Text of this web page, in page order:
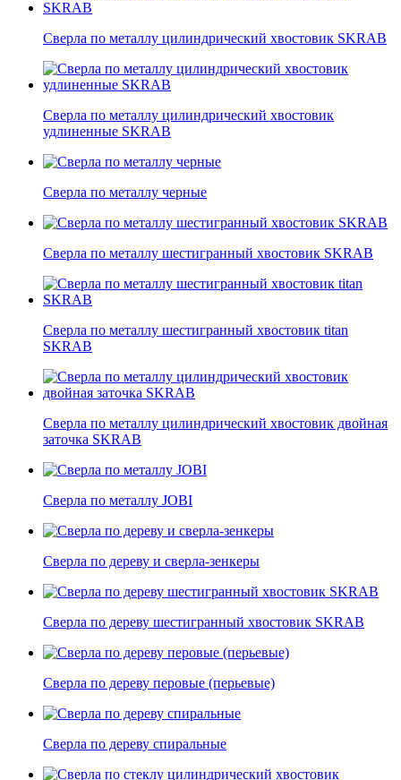
Сверла по металлу цилиндрический хвостовик SKRAB
Сверла по металлу цилиндрический хвостовик
удлиненные SKRAB
Сверла по металлу черные
Сверла по металлу шестигранный хвостовик SKRAB
Сверла по металлу шестигранный хвостовик titan
SKRAB
Сверла по металлу цилиндрический хвостовик двойная
заточка SKRAB
Сверла по металлу JOBI
Сверла по дереву и сверла-зенкеры
Сверла по дереву шестигранный хвостовик SKRAB
Сверла по дереву перовые (перьевые)
Сверла по дереву спиральные